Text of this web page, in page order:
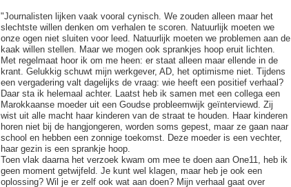
"Journalisten lijken vaak vooral cynisch. We zouden alleen maar het
slechtste willen denken om verhalen te scoren. Natuurlijk moeten we
onze ogen niet sluiten voor leed. Natuurlijk moeten we problemen aan de
kaak willen stellen. Maar we mogen ook sprankjes hoop eruit lichten.
Met regelmaat hoor ik om me heen: er staat alleen maar ellende in de
krant. Gelukkig schuwt mijn werkgever, AD, het optimisme niet. Tijdens
een vergadering valt dagelijks de vraag: wie heeft een positief verhaal?
Daar sta ik helemaal achter. Laatst heb ik samen met een collega een
Marokkaanse moeder uit een Goudse probleemwijk geïnterviewd. Zij
wist uit alle macht haar kinderen van de straat te houden. Haar kinderen
horen niet bij de hangjongeren, worden soms gepest, maar ze gaan naar
school en hebben een zonnige toekomst. Deze moeder is een vechter,
haar gezin is een sprankje hoop.
Toen vlak daarna het verzoek kwam om mee te doen aan One11, heb ik
geen moment getwijfeld. Je kunt wel klagen, maar heb je ook een
oplossing? Wil je er zelf ook wat aan doen? Mijn verhaal gaat over